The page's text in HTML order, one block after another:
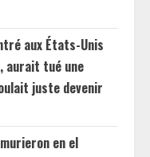
aux États-Unis
aurait tué une
juste devenir
en el